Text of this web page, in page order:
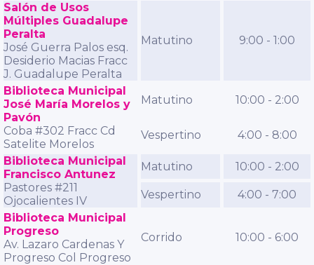
Salón de Usos
Múltiples Guadalupe
Peralta
José Guerra Palos esq.
Desiderio Macias Fracc
J. Guadalupe Peralta
Matutino 9:00 - 1:00
Biblioteca Municipal
José María Morelos y
Pavón
Coba #302 Fracc Cd
Satelite Morelos
Matutino 10:00 - 2:00
Vespertino
4:00 - 8:00
Biblioteca Municipal
Francisco Antunez
Pastores #211
Ojocalientes IV
Matutino 10:00 - 2:00
Vespertino
4:00 - 7:00
Biblioteca Municipal
Progreso
Av. Lazaro Cardenas Y
Progreso Col Progreso
Corrido 10:00 - 6:00